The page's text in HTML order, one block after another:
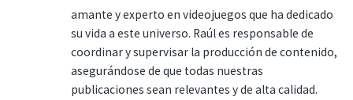
amante y experto en videojuegos que ha dedicado
su vida a este universo. Raúl es responsable de
coordinar y supervisar la producción de contenido,
asegurándose de que todas nuestras
publicaciones sean relevantes y de alta calidad.